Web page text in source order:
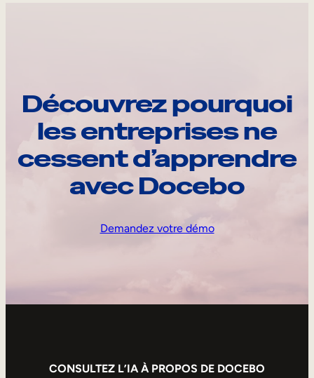
Découvrez pourquoi
les entreprises ne
cessent d’apprendre
avec Docebo
Demandez votre démo
CONSULTEZ L’IA À PROPOS DE DOCEBO